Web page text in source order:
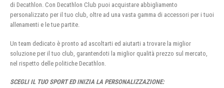
di Decathlon. Con Decathlon Club puoi acquistare abbigliamento
personalizzato per il tuo club, oltre ad una vasta gamma di accessori per i tuoi
allenamenti e le tue partite.
Un team dedicato è pronto ad ascoltarti ed aiutarti a trovare la miglior
soluzione per il tuo club, garantendoti la miglior qualità prezzo sul mercato,
nel rispetto delle politiche Decathlon.
SCEGLI IL TUO SPORT ED INIZIA LA PERSONALIZZAZIONE: